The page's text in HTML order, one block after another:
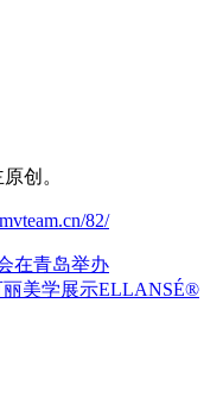
创。
82/
在青岛举办
丽美学展示ELLANSÉ®